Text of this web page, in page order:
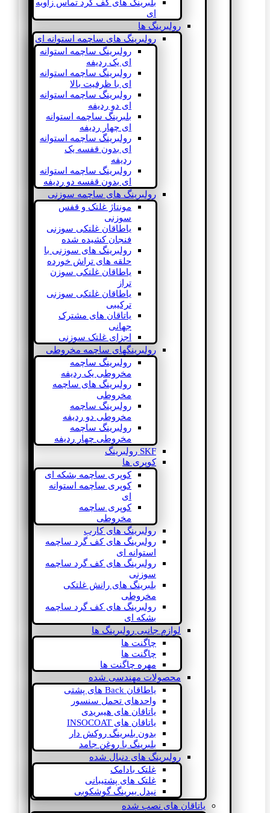
بلبرینگ های کف گرد تماس زاویه
ای
رولبرینگ ها
رولبرینگ های ساچمه استوانه ای
رولبرینگ ساچمه استوانه
ای یک ردیفه
رولبرینگ ساچمه استوانه
ای با ظرفیت بالا
رولبرینگ ساچمه استوانه
ای دو ردیفه
بلبرینگ ساچمه استوانه
ای چهار ردیفه
رولبرینگ ساچمه استوانه
ای بدون قفسه یک
ردیفه
رولبرینگ ساچمه استوانه
ای بدون قفسه دو ردیفه
رولبرینگ های ساچمه سوزنی
مونتاژ غلتک و قفس
سوزنی
یاطاقان غلتکی سوزنی
فنجان کشیده شده
رولبرینگ های سوزنی با
حلقه های تراش خورده
یاطاقان غلتکی سوزن
تراز
یاطاقان غلتکی سوزنی
ترکیبی
یاتاقان های مشترک
جهانی
اجزای غلتک سوزنی
رولبرینگهای ساچمه مخروطی
رولبرینگ ساچمه
مخروطی یک ردیفه
رولبرینگ های ساچمه
مخروطی
رولبرینگ ساچمه
مخروطی دو ردیفه
رولبرینگ ساچمه
مخروطی چهار ردیفه
SKF رولبرینگ
کوپری ها
کوپری ساچمه بشکه ای
کوپری ساچمه استوانه
ای
کوپری ساچمه
مخروطی
رولبرینگ های کارب
رولبرینگ های کف گرد ساچمه
استوانه ای
رولبرینگ های کف گرد ساچمه
سوزنی
بلبرینگ های رانش غلتکی
مخروطی
رولبرینگ های کف گرد ساچمه
بشکه ای
لوازم جانبی رولبرینگ ها
چاگنت ها
چاگنت ها
مهره چاگنت ها
محصولات مهندسی شده
یاطاقان Back های پشتی
واحدهای تحمل سنسور
یاتاقان های هیبریدی
یاتاقان های INSOCOAT
بدون بلبرینگ روکش دار
بلبرینگ با روغن جامد
رولبرینگ های دنبال شده
غلتک بادامک
غلتک های پشتیبانی
نیدل بیرینگ گوشکوبی
یاتاقان های نصب شده